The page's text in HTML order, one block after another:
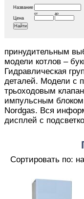
Название
Цена
от до
принудительным
модели котлов –
Гидравлическая
деталей. Модели с
трьоходовым
импульсным блоком
Nordgas. Вся
дисплей с
Сортировать по: